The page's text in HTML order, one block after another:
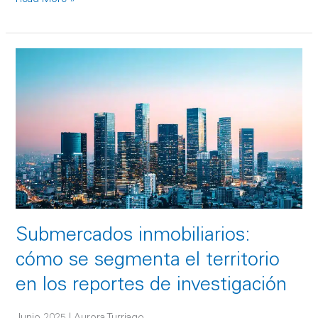
Submercados inmobiliarios:
cómo se segmenta el territorio
en los reportes de investigación
inmobiliarios:
el
territorio
en
los
de
investigación